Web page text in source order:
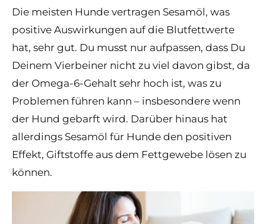
Die meisten Hunde vertragen Sesamöl, was
positive Auswirkungen auf die Blutfettwerte
hat, sehr gut. Du musst nur aufpassen, dass Du
Deinem Vierbeiner nicht zu viel davon gibst, da
der Omega-6-Gehalt sehr hoch ist, was zu
Problemen führen kann – insbesondere wenn
der Hund gebarft wird. Darüber hinaus hat
allerdings Sesamöl für Hunde den positiven
Effekt, Giftstoffe aus dem Fettgewebe lösen zu
können.